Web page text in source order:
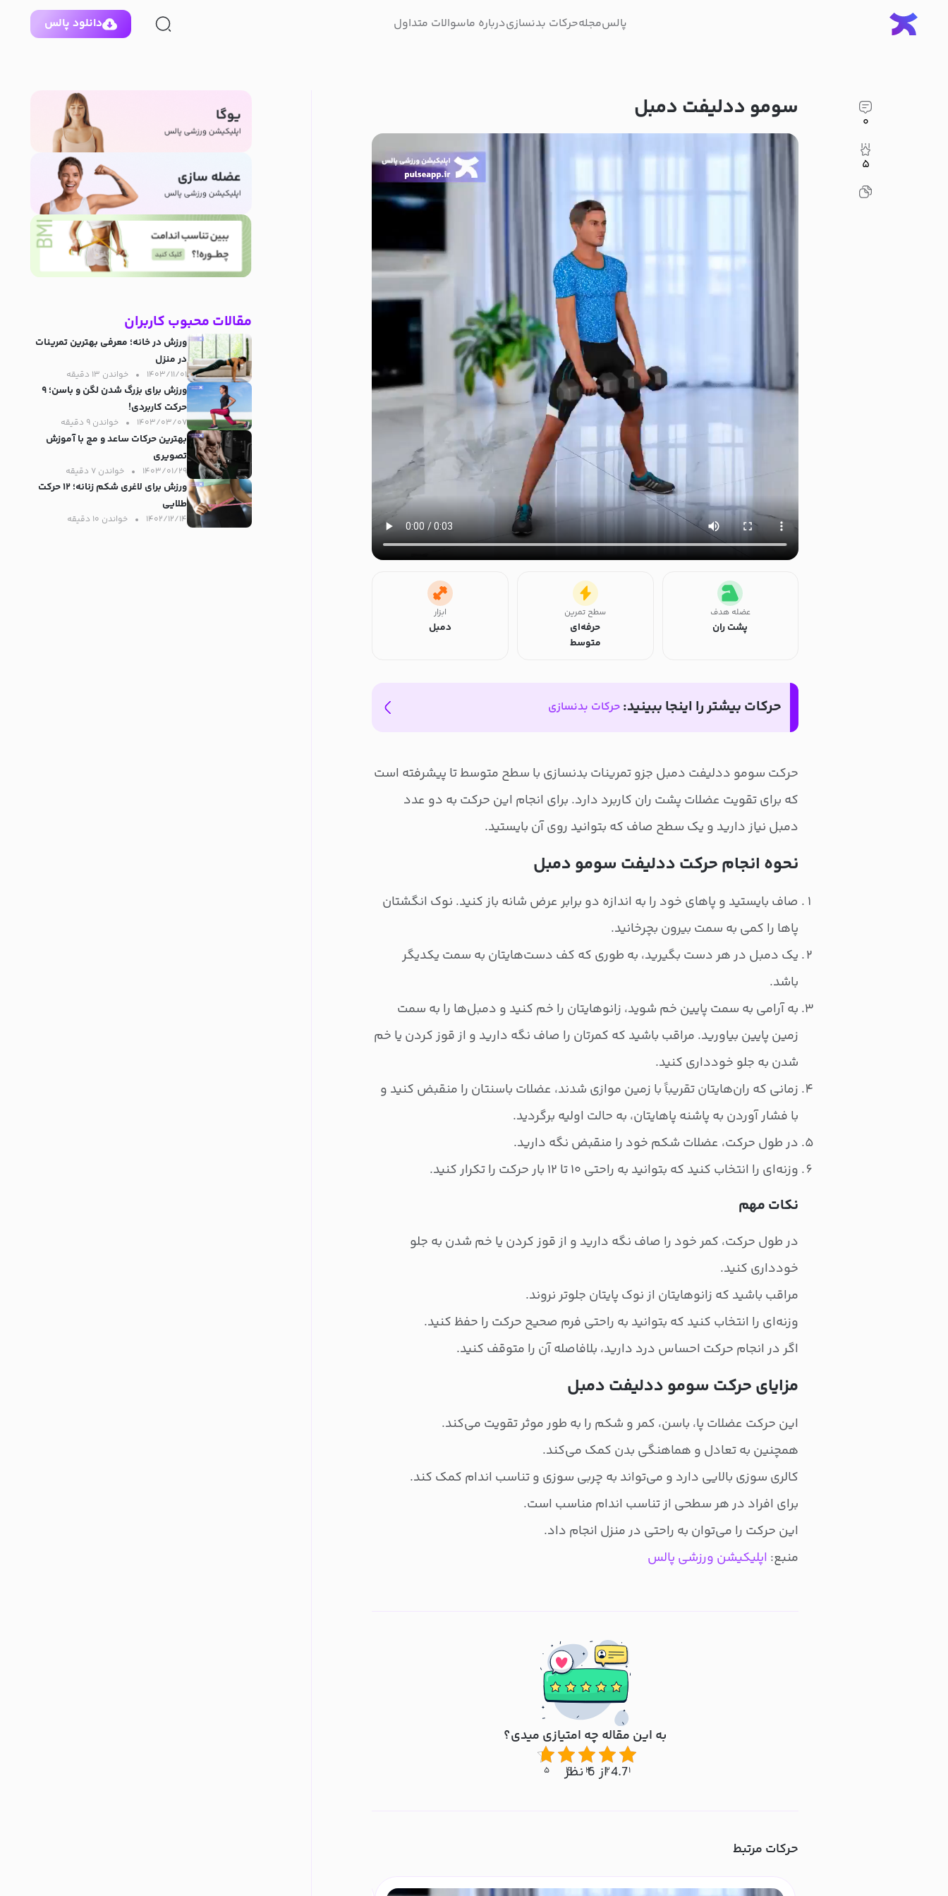
پالسمجلهحرکات بدنسازیدرباره ماسوالات متداول دانلود پالس
۰
۵
سومو ددلیفت دمبل
عضله هدف
پشت ران
سطح تمرین
حرفه‌ای
متوسط
ابزار
دمبل
حرکات بیشتر را اینجا ببینید: حرکات بدنسازی
حرکت سومو ددلیفت دمبل جزو تمرینات بدنسازی با سطح متوسط تا پیشرفته است
که برای تقویت عضلات پشت ران کاربرد دارد. برای انجام این حرکت به دو عدد
دمبل نیاز دارید و یک سطح صاف که بتوانید روی آن بایستید.
نحوه انجام حرکت ددلیفت سومو دمبل
صاف بایستید و پاهای خود را به اندازه دو برابر عرض شانه باز کنید. نوک انگشتان
پاها را کمی به سمت بیرون بچرخانید.
یک دمبل در هر دست بگیرید، به طوری که کف دست‌هایتان به سمت یکدیگر
باشد.
به آرامی به سمت پایین خم شوید، زانوهایتان را خم کنید و دمبل‌ها را به سمت
زمین پایین بیاورید. مراقب باشید که کمرتان را صاف نگه دارید و از قوز کردن یا خم
شدن به جلو خودداری کنید.
زمانی که ران‌هایتان تقریباً با زمین موازی شدند، عضلات باسنتان را منقبض کنید و
با فشار آوردن به پاشنه پاهایتان، به حالت اولیه برگردید.
در طول حرکت، عضلات شکم خود را منقبض نگه دارید.
وزنه‌ای را انتخاب کنید که بتوانید به راحتی ۱۰ تا ۱۲ بار حرکت را تکرار کنید.
نکات مهم
در طول حرکت، کمر خود را صاف نگه دارید و از قوز کردن یا خم شدن به جلو
خودداری کنید.
مراقب باشید که زانوهایتان از نوک پایتان جلوتر نروند.
وزنه‌ای را انتخاب کنید که بتوانید به راحتی فرم صحیح حرکت را حفظ کنید.
اگر در انجام حرکت احساس درد دارید، بلافاصله آن را متوقف کنید.
مزایای حرکت سومو ددلیفت دمبل
این حرکت عضلات پا، باسن، کمر و شکم را به طور موثر تقویت می‌کند.
همچنین به تعادل و هماهنگی بدن کمک می‌کند.
کالری سوزی بالایی دارد و می‌تواند به چربی سوزی و تناسب اندام کمک کند.
برای افراد در هر سطحی از تناسب اندام مناسب است.
این حرکت را می‌توان به راحتی در منزل انجام داد.
منبع: اپلیکیشن ورزشی پالس
به این مقاله چه امتیازی میدی؟
4.7 از 6 نظر۱ ۲ ۳ ۴ ۵
حرکات مرتبط
مقالات محبوب کاربران
ورزش در خانه؛ معرفی بهترین تمرینات
در منزل
۱۴۰۳/۱۱/۰۱ خواندن ۱۳ دقیقه‌
ورزش برای بزرگ شدن لگن و باسن؛ ۹
حرکت کاربردی!
۱۴۰۳/۰۳/۰۷ خواندن ۹ دقیقه‌
بهترین حرکات ساعد و مچ با آموزش
تصویری
۱۴۰۳/۰۱/۲۹ خواندن ۷ دقیقه‌
ورزش برای لاغری شکم زنانه؛ ۱۲ حرکت
طلایی
۱۴۰۲/۱۲/۱۴ خواندن ۱۰ دقیقه‌